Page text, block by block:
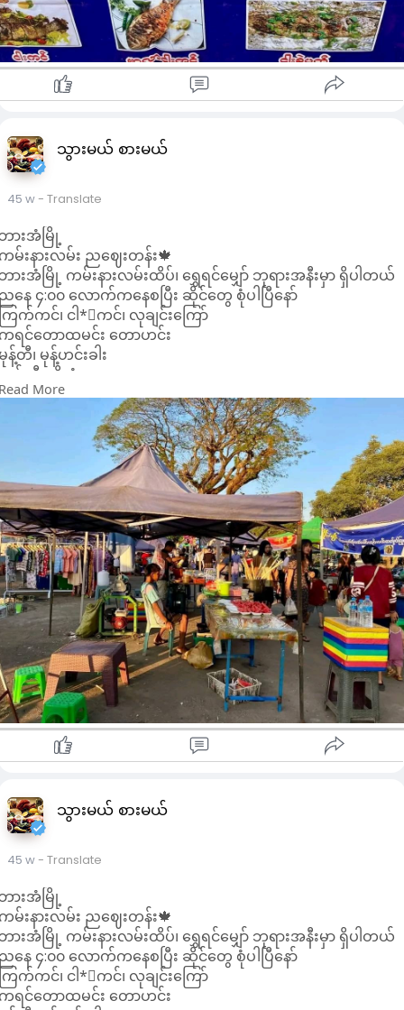
သွားမယ် စားမယ်
45 w- Translate
ားအံမြို့
မ်းနားလမ်း ညဈေးတန်း🍁
ားအံမြို့ ကမ်းနားလမ်းထိပ်၊ ရွှေရင်မျှော် ဘုရားအနီးမှာ ရှိပါတယ်
နေ ၄:၀၀ လောက်ကနေစပြီး ဆိုင်တွေ စုံပါပြီနော်
ြက်ကင်၊ ငါ*းကင်၊ လုချင်းကြော်
ရင်တောထမင်း တောဟင်း
န့်တီ၊ မုန့်ဟင်းခါး
စ်သီးမျိုးစုံ
င်းရိုးရာအစာ:အစာ၊ ဗမာရျုးရာအစာ:အစာ၊ ကရင်ရိုးရာအစာ:အစာ
ခါအခွင့်ကြုံရင် ဘားအံကို လာလည်တဲ့အခါ ညဈေးတန်းလေးကို
ည်း ဝင်လည်ဖို့လည်းမမေ့နဲ့နော်😍
Paoh Stars
ားအံ ခရီးသွား(ဓာတ်ပုံ)
More
သွားမယ် စားမယ်
45 w- Translate
ားအံမြို့
မ်းနားလမ်း ညဈေးတန်း🍁
ားအံမြို့ ကမ်းနားလမ်းထိပ်၊ ရွှေရင်မျှော် ဘုရားအနီးမှာ ရှိပါတယ်
နေ ၄:၀၀ လောက်ကနေစပြီး ဆိုင်တွေ စုံပါပြီနော်
ြက်ကင်၊ ငါ*းကင်၊ လုချင်းကြော်
ရင်တောထမင်း တောဟင်း